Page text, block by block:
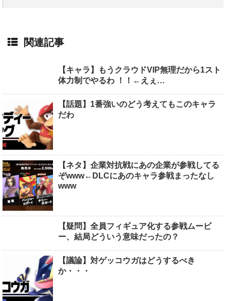
関連記事
【キャラ】もうクラウドVIP無理だから1スト
体力制でやるわ ！！←えぇ…
【話題】1番強いのどう考えてもこのキャラ
だわ
【ネタ】企業対抗戦にあの企業が参戦してる
ぞwww←DLCにあのキャラ参戦まったなし
www
【疑問】全員フィギュア化する参戦ムービ
ー、結局どういう意味だったの？
【議論】対ゲッコウガはどうするべき
か・・・